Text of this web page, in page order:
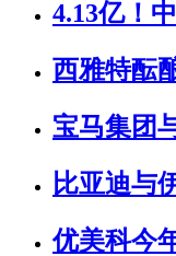
4.13亿！
西雅特酝
宝马集团
比亚迪与
优美科今